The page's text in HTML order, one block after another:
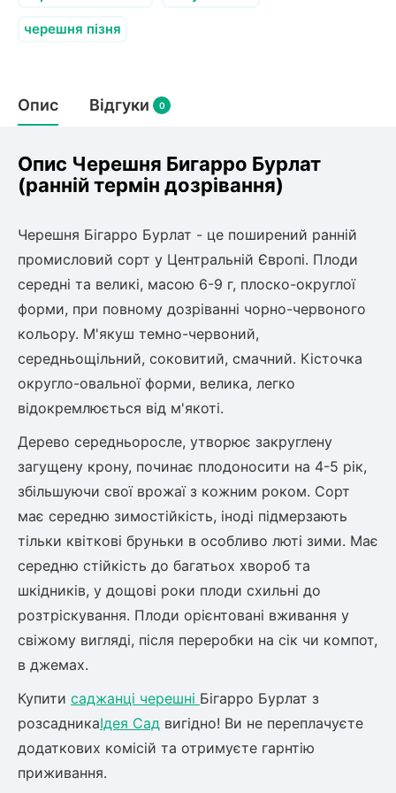
Мирт
Мушмула
Інжирний персик
Нектарин
Алича
Айва
Хурма
Шовковиця
Абрикос
Обліпиха
Кизил
Диплоидная слива
Азіатська груша
Смородина
Актинідія
Ірга
Ківі
Тамарикс
Пієріс Японський
Бересклет
Вейгела
Пухироплідник
Спірея
Азалія
Штамбові троянди
Бузок
Жасмин (Чубушник)
Будлея
Лавровишня
Бобовник (Жерновець)
Калина
Піраканта
Бузина
Багаторічні рослини
Молодило (Кам'яні троянди)
М'ята
Лаванда
Бамбук
Пряні трави
Очиток (седум)
Вівсяниця
Барвінок
Чемерник (морозник)
Сітка затіняюча
Рубальні машини
Картоплесаджалки
Картоплекопалки
Роторні косарки
Навантажувачі
черешня пізня
Опис Відгуки 0
Опис Черешня Бигарро Бурлат
(ранній термін дозрівання)
Черешня Бігарро Бурлат - це поширений ранній
промисловий сорт у Центральній Європі. Плоди
середні та великі, масою 6-9 г, плоско-округлої
форми, при повному дозріванні чорно-червоного
кольору. М'якуш темно-червоний,
середньощільний, соковитий, смачний. Кісточка
округло-овальної форми, велика, легко
відокремлюється від м'якоті.
Дерево середньоросле, утворює закруглену
загущену крону, починає плодоносити на 4-5 рік,
збільшуючи свої врожаї з кожним роком. Сорт
має середню зимостійкість, іноді підмерзають
тільки квіткові бруньки в особливо люті зими. Має
середню стійкість до багатьох хвороб та
шкідників, у дощові роки плоди схильні до
розтріскування. Плоди орієнтовані вживання у
свіжому вигляді, після переробки на сік чи компот,
в джемах.
Купити саджанці черешні Бігарро Бурлат з
розсадникаІдея Сад вигідно! Ви не переплачуєте
додаткових комісій та отримуєте гарнтію
приживання.